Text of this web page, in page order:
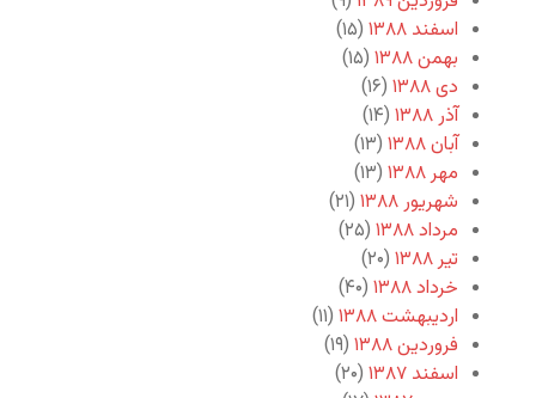
اسفند ۱۳۸۸
(۱۵)
بهمن ۱۳۸۸
(۱۵)
دی ۱۳۸۸
(۱۶)
آذر ۱۳۸۸
(۱۴)
آبان ۱۳۸۸
(۱۳)
مهر ۱۳۸۸
(۱۳)
شهریور ۱۳۸۸
(۲۱)
مرداد ۱۳۸۸
(۲۵)
تیر ۱۳۸۸
(۲۰)
خرداد ۱۳۸۸
(۴۰)
اردیبهشت ۱۳۸۸
(۱۱)
فروردین ۱۳۸۸
(۱۹)
اسفند ۱۳۸۷
(۲۰)